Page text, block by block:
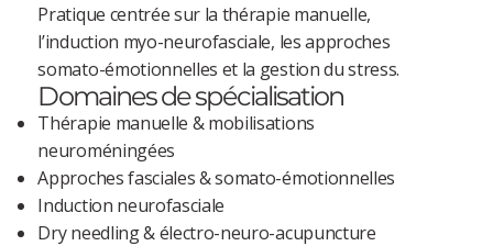
Pratique centrée sur la thérapie manuelle,
l’induction myo-neurofasciale, les approches
somato-émotionnelles et la gestion du stress.
Domaines de spécialisation
Thérapie manuelle & mobilisations
neuroméningées
Approches fasciales & somato-émotionnelles
Induction neurofasciale
Dry needling & électro-neuro-acupuncture